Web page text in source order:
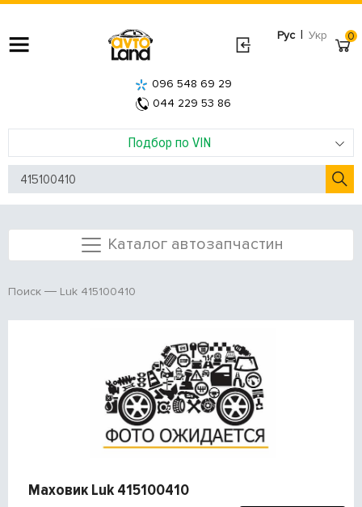
Рус | Укр
Подбор по VIN
096 548 69 29
044 229 53 86
0
Каталог автозапчастин
Поиск Luk 415100410
Маховик Luk 415100410